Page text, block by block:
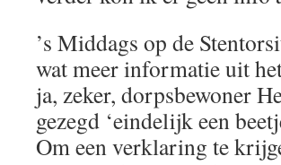
’s Middags op de
wat meer informatie uit
ja, zeker, dorpsbewoner
gezegd ‘eindelijk een
Om een verklaring te